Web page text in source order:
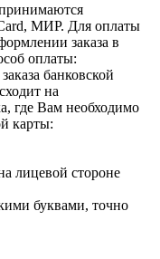
МИР. Для оплаты
заказа в
оплаты:
банковской
на
где Вам необходимо
карты:
лицевой стороне
буквами, точно